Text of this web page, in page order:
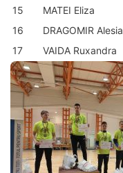
15
MATEI Eliza
16
DRAGOMIR Alesia
17
VAIDA Ruxandra